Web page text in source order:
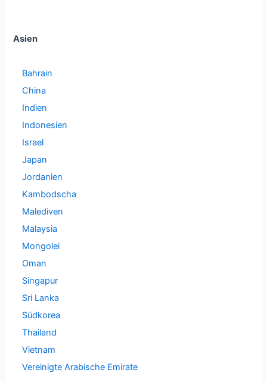
Asien
Bahrain
China
Indien
Indonesien
Israel
Japan
Jordanien
Kambodscha
Malediven
Malaysia
Mongolei
Oman
Singapur
Sri Lanka
Südkorea
Thailand
Vietnam
Vereinigte Arabische Emirate